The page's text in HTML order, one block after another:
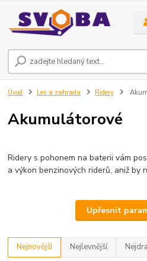
Úvod Les a zahrada Ridery
Akumulátorové
Ridery s pohonem na baterii vám
a výkon benzinových riderů, aniž by
Upřesnit
Nejnovější Nejlevnější